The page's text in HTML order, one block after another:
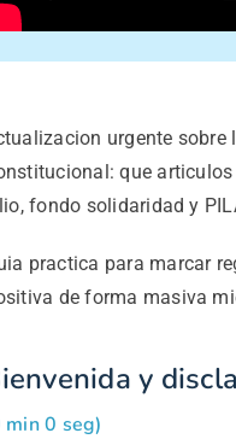
urgente sobre
que
fondo solidaridad y
practica para marcar
de forma masiva
y
min 0 seg)